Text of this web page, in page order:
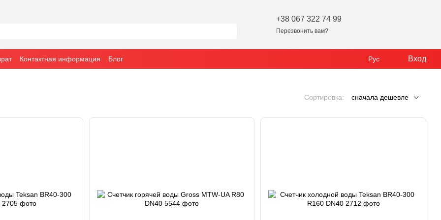
+38 067 322 74 99
Перезвонить вам?
Контактная информация Блог Рус Вход
Сортировка: сначала дешевле